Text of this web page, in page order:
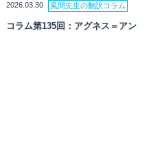
2026.03.30 風間先生の翻訳コラム
コラム第135回：アグネス＝アン